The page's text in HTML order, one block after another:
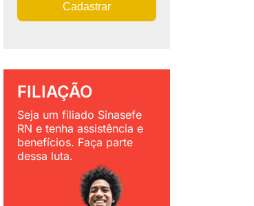
Cadastrar
FILIAÇÃO
Seja um filiado Sinasefe
RN e tenha assistência e
benefícios. Faça parte
dessa luta.